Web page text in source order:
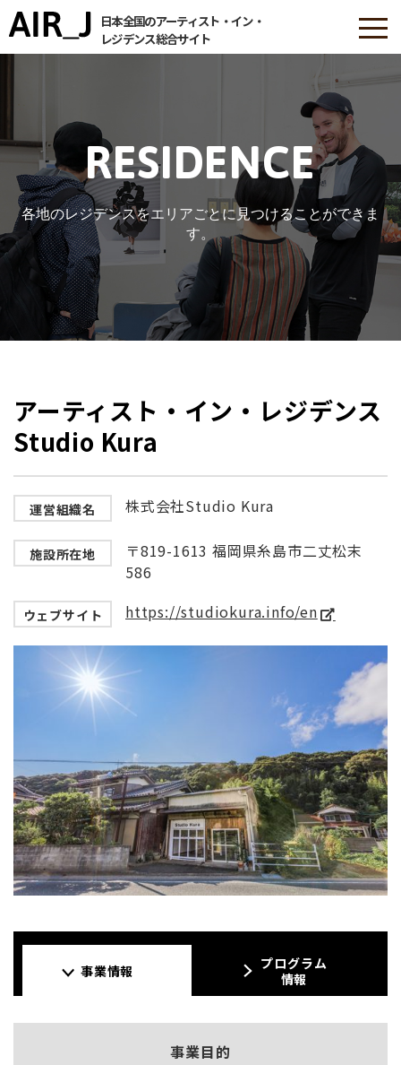
日本全国のアーティスト・イン・
レジデンス総合サイト
RESIDENCE
各地のレジデンスをエリアごとに見つけることができま
す。
アーティスト・イン・レジデンス
Studio Kura
運営組織名 株式会社Studio Kura
施設所在地
〒819-1613 福岡県糸島市二丈松末
586
ウェブサイト https://studiokura.info/en
事業情報
プログラム
情報
事業目的